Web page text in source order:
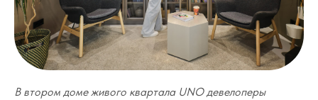
В втором доме живого квартала UNO девелоперы